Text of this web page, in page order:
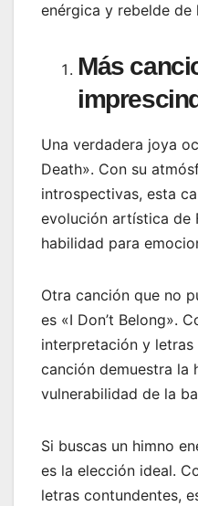
enérgica y rebelde de
Más
Una verdadera joya
Death». Con su
introspectivas, esta
evolución artística de
habilidad para
Otra canción que no
es «I Don’t Belong».
interpretación y
canción demuestra la
vulnerabilidad de la
Si buscas un himno
es la elección ideal.
letras contundentes,